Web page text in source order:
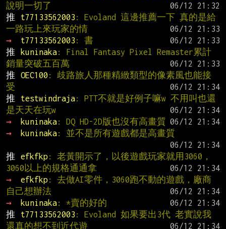
說明一切了
推
t77133562003 : Evoland 這邊推薦一下 真的是給
一路玩上來玩家的情
→
t77133562003 : 書
推
kuninaka: Final Fantasy Pixel Remaster累計
銷量突破五百萬
推
OEC100 : 歧路旅人那種精緻類型的像素風也能接
受
推
testwindraja: PTT不就是好例子嘛w 不用叫也還
是天天在玩w
→
kuninaka: DQ HD-2D版也沒有高畫質
→
kuninaka: 並不是所有遊戲都是高畫質
推
efkfkp : 老黃開示了，以後遊戲玩家就用3060，
3060以上的規格通通拿
→
efkfkp : 去做AI零件，3060跑不動的遊戲，廠商
自己想辦法
→
kuninaka: *賣的好的
推
t77133562003 : Evoland 如果要出3代 老實說我
還真的想不到近代遊